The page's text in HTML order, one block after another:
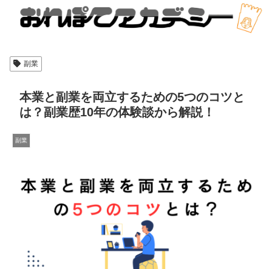
副業
本業と副業を両立するための5つのコツと
は？副業歴10年の体験談から解説！
副業